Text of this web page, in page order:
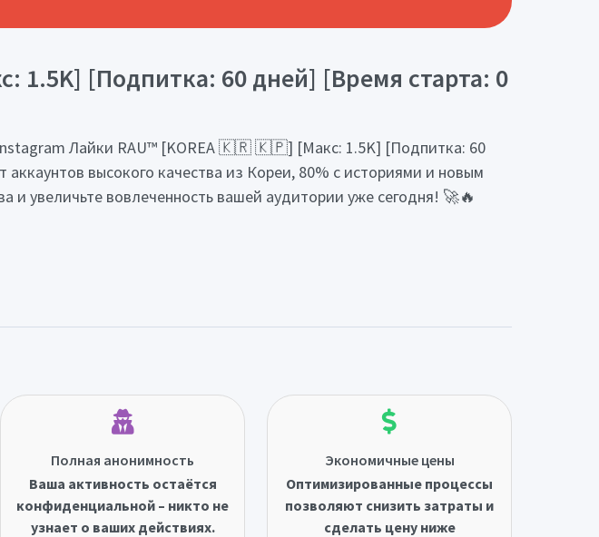
[Подпитка: 60 дней] [Время старта: 0
Лайки RAU™ [KOREA 🇰🇷 🇰🇵] [Макс: 1.5K] [Подпитка: 60
высокого качества из Кореи, 80% с историями и новым
и увеличьте вовлеченность вашей аудитории уже сегодня! 🚀🔥
Полная анонимность
Ваша активность остаётся
конфиденциальной – никто не
узнает о ваших действиях.
Экономичные цены
Оптимизированные процессы
позволяют снизить затраты и
сделать цену ниже